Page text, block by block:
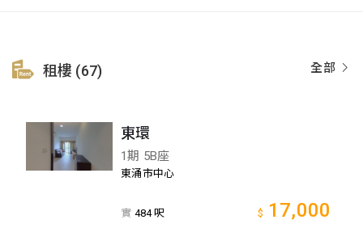
全部
租樓 (67)
東環
1期 5B座
東涌市中心
實 484 呎 $ 17,000